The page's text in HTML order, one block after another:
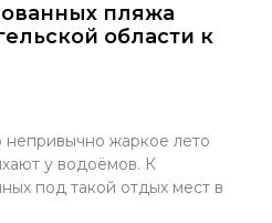
пляжа
области к
непривычно жаркое лето
у водоёмов. К
под такой отдых мест в